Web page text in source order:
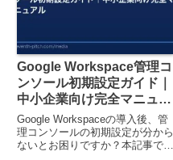
Google Workspace管理コ
ンソール初期設定ガイド｜
中小企業向け完全マニュア
ル
Google Workspaceの導入後、管
理コンソールの初期設定が分から
ないとお困りですか？本記事で